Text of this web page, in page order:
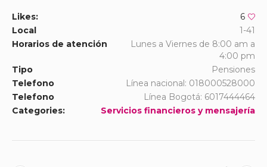
Likes:
6
Local
1-41
Horarios de atención
Lunes a Viernes de 8:00 am a
4:00 pm
Tipo
Pensiones
Telefono
Línea nacional: 018000528000
Telefono
Línea Bogotá: 6017444464
Categories:
Servicios financieros y mensajería